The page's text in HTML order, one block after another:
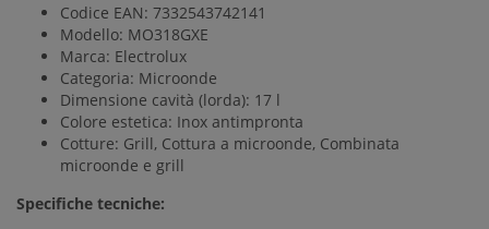
Codice EAN: 7332543742141
Modello: MO318GXE
Marca: Electrolux
Categoria: Microonde
Dimensione cavità (lorda): 17 l
Colore estetica: Inox antimpronta
Cotture: Grill, Cottura a microonde, Combinata
microonde e grill
Specifiche tecniche: